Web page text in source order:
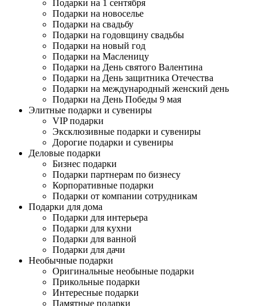
Подарки на 1 сентября
Подарки на новоселье
Подарки на свадьбу
Подарки на годовщину свадьбы
Подарки на новый год
Подарки на Масленицу
Подарки на День святого Валентина
Подарки на День защитника Отечества
Подарки на международный женский день
Подарки на День Победы 9 мая
Элитные подарки и сувениры
VIP подарки
Эксклюзивные подарки и сувениры
Дорогие подарки и сувениры
Деловые подарки
Бизнес подарки
Подарки партнерам по бизнесу
Корпоративные подарки
Подарки от компании сотрудникам
Подарки для дома
Подарки для интерьера
Подарки для кухни
Подарки для ванной
Подарки для дачи
Необычные подарки
Оригинальные необыные подарки
Прикольные подарки
Интересные подарки
Памятные подарки